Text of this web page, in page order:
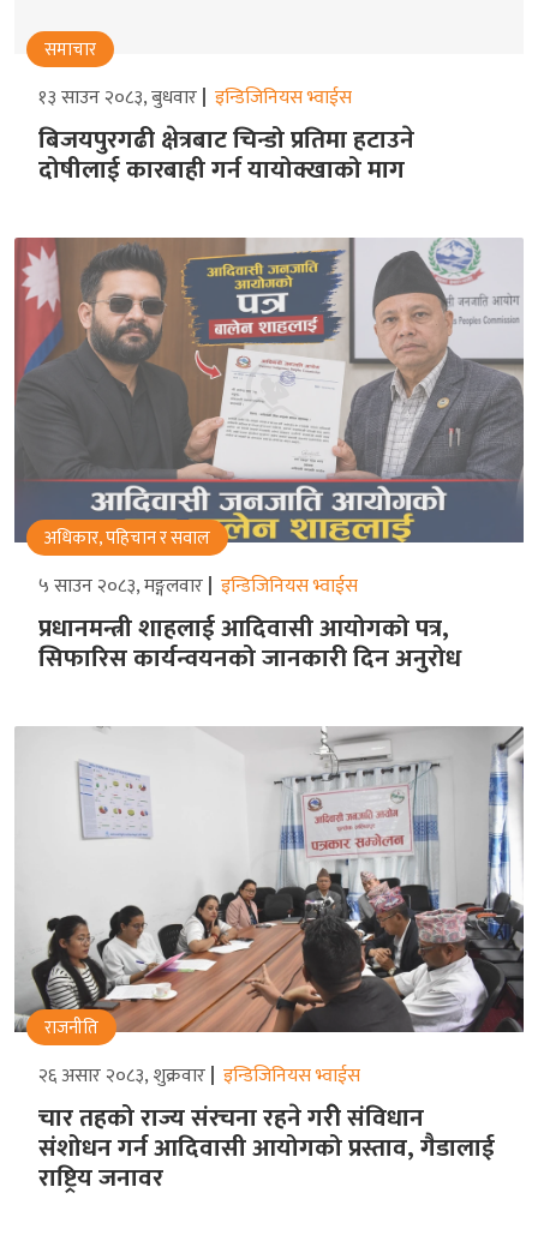
समाचार
१३ साउन २०८३, बुधवार इन्डिजिनियस भ्वाईस
बिजयपुरगढी क्षेत्रबाट चिन्डो प्रतिमा हटाउने
दोषीलाई कारबाही गर्न यायोक्खाको माग
अधिकार, पहिचान र सवाल
५ साउन २०८३, मङ्गलवार इन्डिजिनियस भ्वाईस
प्रधानमन्त्री शाहलाई आदिवासी आयोगको पत्र,
सिफारिस कार्यन्वयनको जानकारी दिन अनुरोध
राजनीति
२६ असार २०८३, शुक्रवार इन्डिजिनियस भ्वाईस
चार तहको राज्य संरचना रहने गरीे संविधान
संशोधन गर्न आदिवासी आयोगको प्रस्ताव, गैडालाई
राष्ट्रिय जनावर